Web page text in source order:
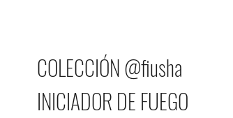
COLECCIÓN @fiusha
INICIADOR DE FUEGO